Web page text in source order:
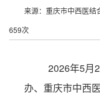
来源：重庆市中西医结
659次
2026年5月
办、重庆市中西